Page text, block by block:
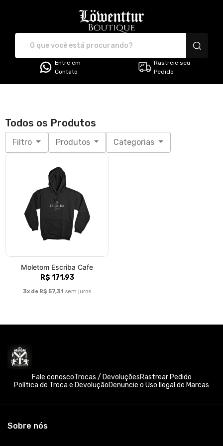
Löwenttur Boutique -
Entre em
Contato
Rastreie seu
Pedido
Todos os Produtos
Filtro Produtos Categorias
Moletom Escriba Cafe
R$ 171,93
3x de R$ 57,31 sem juros
Fale conoscoTrocas / DevoluçõesRastrear Pedido
Política de Troca e DevoluçãoDenuncie o Uso Ilegal de Marcas
Sobre nós